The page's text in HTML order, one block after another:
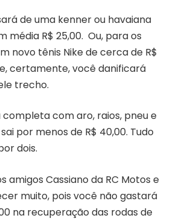
de uma kenner ou havaiana
média R$ 25,00. Ou, para os
novo tênis Nike de cerca de R$
certamente, você danificará
trecho.
completa com aro, raios, pneu e
por menos de R$ 40,00. Tudo
dois.
amigos Cassiano da RC Motos e
muito, pois você não gastará
na recuperação das rodas de